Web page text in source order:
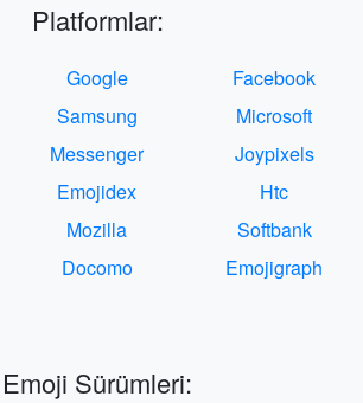
Platformlar:
Google
Facebook
Samsung
Microsoft
Messenger
Joypixels
Emojidex
Htc
Mozilla
Softbank
Docomo
Emojigraph
Emoji Sürümleri: